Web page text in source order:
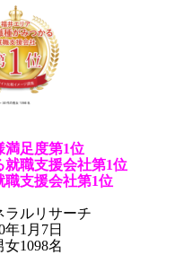
満足度第1位
職支援会社第1位
支援会社第1位
ラルリサーチ
1月7日
1098名